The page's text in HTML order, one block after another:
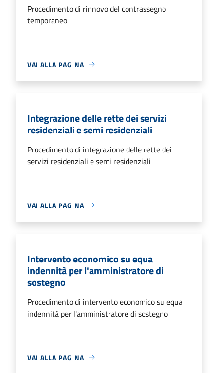
Procedimento di rinnovo del contrassegno
temporaneo
VAI ALLA PAGINA
Integrazione delle rette dei servizi
residenziali e semi residenziali
Procedimento di integrazione delle rette dei
servizi residenziali e semi residenziali
VAI ALLA PAGINA
Intervento economico su equa
indennità per l'amministratore di
sostegno
Procedimento di intervento economico su equa
indennità per l'amministratore di sostegno
VAI ALLA PAGINA